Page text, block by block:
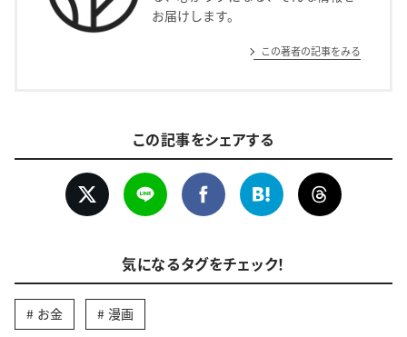
お届けします。
この著者の記事をみる
この記事をシェアする
気になるタグをチェック！
お金 漫画